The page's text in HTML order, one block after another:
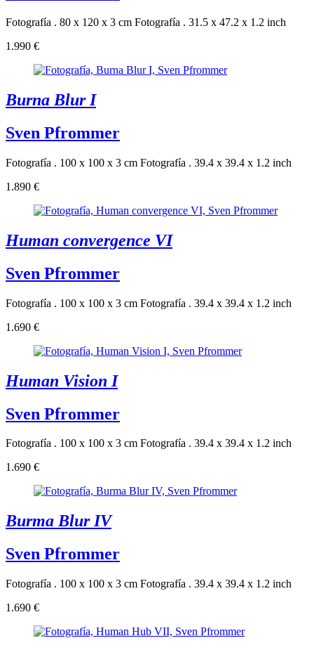
Fotografía . 80 x 120 x 3 cm Fotografía . 31.5 x 47.2 x 1.2 inch
1.990 €
Burna Blur I
Sven Pfrommer
Fotografía . 100 x 100 x 3 cm Fotografía . 39.4 x 39.4 x 1.2 inch
1.890 €
Human convergence VI
Sven Pfrommer
Fotografía . 100 x 100 x 3 cm Fotografía . 39.4 x 39.4 x 1.2 inch
1.690 €
Human Vision I
Sven Pfrommer
Fotografía . 100 x 100 x 3 cm Fotografía . 39.4 x 39.4 x 1.2 inch
1.690 €
Burma Blur IV
Sven Pfrommer
Fotografía . 100 x 100 x 3 cm Fotografía . 39.4 x 39.4 x 1.2 inch
1.690 €